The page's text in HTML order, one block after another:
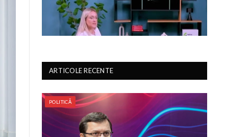
ARTICOLE RECENTE
POLITICĂ